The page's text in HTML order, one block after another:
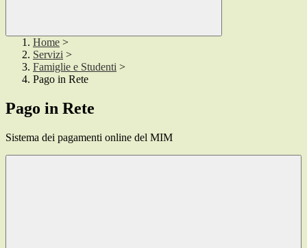
Home >
Servizi >
Famiglie e Studenti >
Pago in Rete
Pago in Rete
Sistema dei pagamenti online del MIM